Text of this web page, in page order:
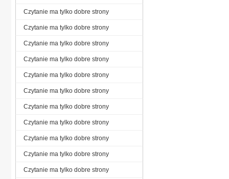
Czytanie ma tylko dobre strony
Czytanie ma tylko dobre strony
Czytanie ma tylko dobre strony
Czytanie ma tylko dobre strony
Czytanie ma tylko dobre strony
Czytanie ma tylko dobre strony
Czytanie ma tylko dobre strony
Czytanie ma tylko dobre strony
Czytanie ma tylko dobre strony
Czytanie ma tylko dobre strony
Czytanie ma tylko dobre strony